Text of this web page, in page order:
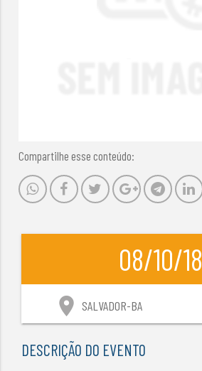
Compartilhe esse conteúdo:
08/10/18
location_on SALVADOR-BA
DESCRIÇÃO DO EVENTO